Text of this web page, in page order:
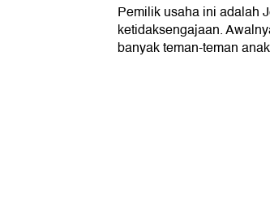
Pemilik usaha ini adalah
ketidaksengajaan.
banyak teman-teman